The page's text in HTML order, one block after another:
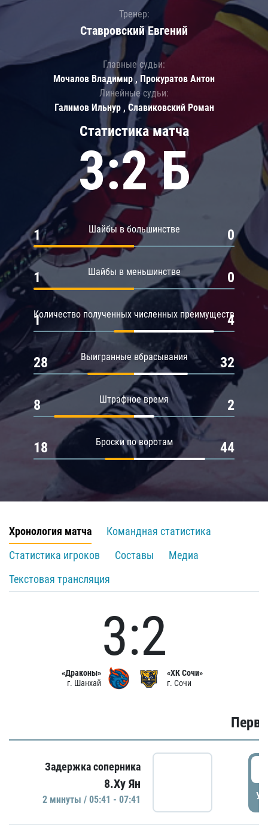
Статистика матча
3:2 Б
Шайбы в большинстве
1 0
Шайбы в меньшинстве
1 0
Количество полученных численных преимуществ
1 4
Выигранные вбрасывания
28 32
Штрафное время
8 2
Броски по воротам
18 44
Тренер:
Ставровский Евгений
Главные судьи:
Мочалов Владимир , Прокуратов Антон
Линейные судьи:
Галимов Ильнур , Славиковский Роман
Хронология матча
Командная статистика
Статистика игроков
Составы
Медиа
Текстовая трансляция
«Драконы»
г. Шанхай
3:2
«ХК Сочи»
г. Сочи
Задержка соперника
8.Ху Ян
2 минуты / 05:41 - 07:41